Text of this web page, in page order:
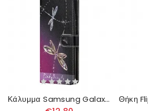
Κάλυμμα Samsung Galaxy A13 5G με κορδονι Strappy Dragonflies